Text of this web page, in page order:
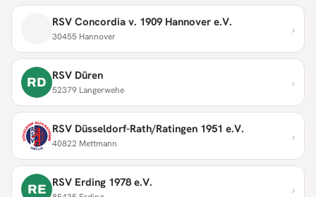
RSV Concordia v. 1909 Hannover e.V.
30455 Hannover ›
RD RSV Düren
52379 Langerwehe ›
RSV Düsseldorf-Rath/Ratingen 1951 e.V.
40822 Mettmann ›
RE RSV Erding 1978 e.V. ›